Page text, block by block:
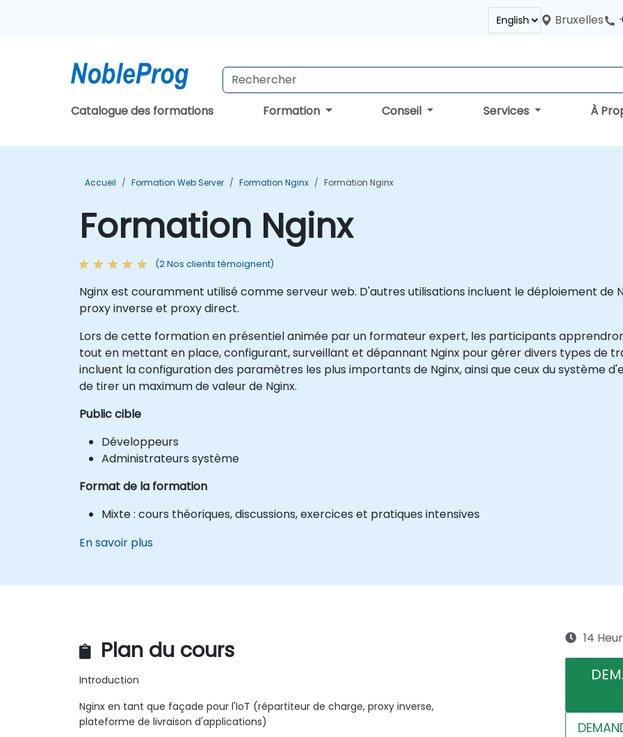
Bruxelles
Catalogue des formations Formation Conseil Services À
Accueil Formation Web Server Formation Nginx Formation Nginx
Formation Nginx
(2 Nos clients témoignent)
Nginx est couramment utilisé comme serveur web. D'autres utilisations incluent le déploiement de
proxy inverse et proxy direct.
Lors de cette formation en présentiel animée par un formateur expert, les participants
tout en mettant en place, configurant, surveillant et dépannant Nginx pour gérer divers types de
incluent la configuration des paramètres les plus importants de Nginx, ainsi que ceux du système
de tirer un maximum de valeur de Nginx.
Public cible
Développeurs
Administrateurs système
Format de la formation
Mixte : cours théoriques, discussions, exercices et pratiques intensives
En savoir plus
Plan du cours
Introduction
Nginx en tant que façade pour l'IoT (répartiteur de charge, proxy inverse,
plateforme de livraison d'applications)
14